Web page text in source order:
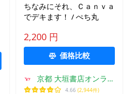
ちなみにそれ、Ｃａｎｖａ
でデキます！ / ぺち丸
2,200 円
価格比較
京都 大垣書店オンライ
ン
4.66 (2,944件)